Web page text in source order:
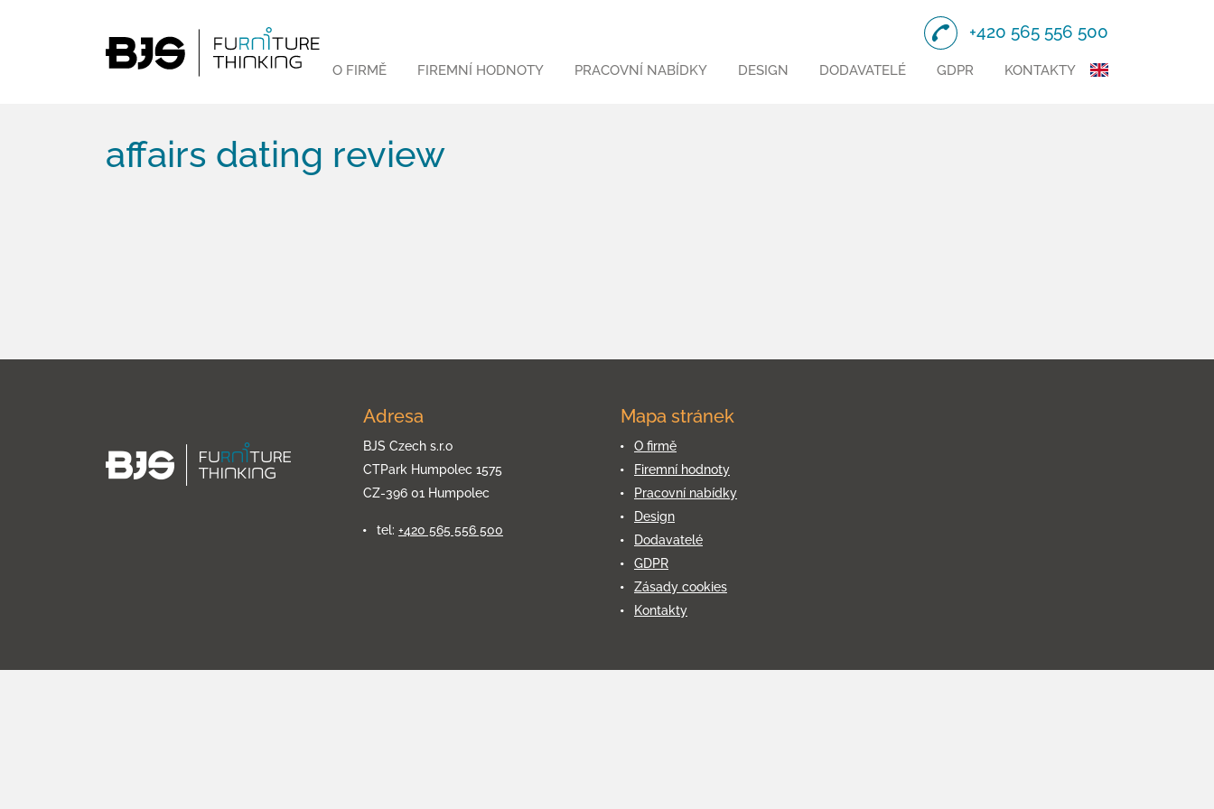
+420 565 556 500
O FIRMĚ FIREMNÍ HODNOTY PRACOVNÍ NABÍDKY DESIGN DODAVATELÉ GDPR KONTAKTY
affairs dating review
Adresa
BJS Czech s.r.o
CTPark Humpolec 1575
CZ-396 01 Humpolec
tel: +420 565 556 500
Mapa stránek
O firmě
Firemní hodnoty
Pracovní nabídky
Design
Dodavatelé
GDPR
Zásady cookies
Kontakty